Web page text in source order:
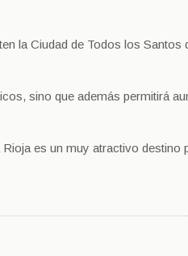
la Ciudad de Todos los Santos
sino que además permitirá
es un muy atractivo destino